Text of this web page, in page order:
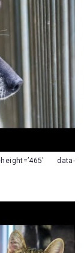
data-